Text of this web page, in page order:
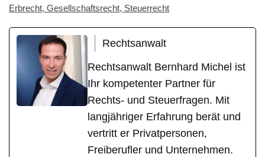
Erbrecht, Gesellschaftsrecht, Steuerrecht
Rechtsanwalt
Rechtsanwalt Bernhard Michel ist
Ihr kompetenter Partner für
Rechts- und Steuerfragen. Mit
langjähriger Erfahrung berät und
vertritt er Privatpersonen,
Freiberufler und Unternehmen.